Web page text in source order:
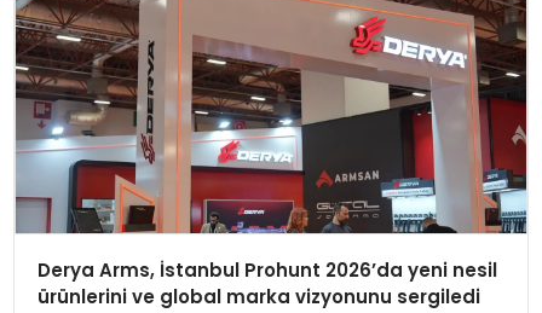
Derya Arms, İstanbul Prohunt 2026’da yeni nesil
ürünlerini ve global marka vizyonunu sergiledi